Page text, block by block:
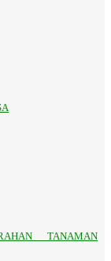
TANAMAN